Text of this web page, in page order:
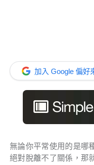
加入 Google 偏好
無論你平常使用的是哪
絕對脫離不了關係，那